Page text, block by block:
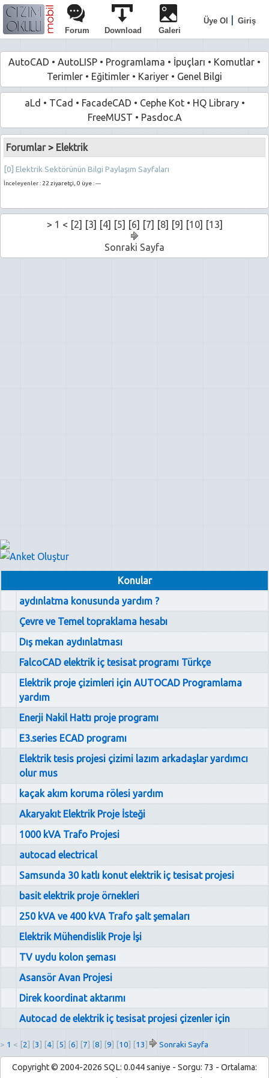
Üye Ol
Giriş
Forum
Download Galeri
AutoCAD • AutoLISP • Programlama • İpuçları • Komutlar •
Terimler • Eğitimler • Kariyer • Genel Bilgi
aLd • TCad • FacadeCAD • Cephe Kot• HQ Library•
FreeMUST • Pasdoc.A
Forumlar> Elektrik
[0] Elektrik Sektörünün Bilgi Paylaşım Sayfaları
İnceleyenler : 22 ziyaretçi, 0 üye : ---
> 1 < [2] [3] [4] [5] [6] [7] [8] [9] [10] [13]
Sonraki Sayfa
Konular
aydınlatma konusunda yardım ?
Çevre ve Temel topraklama hesabı
Dış mekan aydınlatması
FalcoCAD elektrik iç tesisat programı Türkçe
Elektrik proje çizimleri için AUTOCAD Programlama
yardım
Enerji Nakil Hattı proje programı
E3.series ECAD programı
Elektrik tesis projesi çizimi lazım arkadaşlar yardımcı
olur mus
kaçak akım koruma rölesi yardım
Akaryakıt Elektrik Proje İsteği
1000 kVA Trafo Projesi
autocad electrical
Samsunda 30 katlı konut elektrik iç tesisat projesi
basit elektrik proje örnekleri
250 kVA ve 400 kVA Trafo şalt şemaları
Elektrik Mühendislik Proje İşi
TV uydu kolon şeması
Asansör Avan Projesi
Direk koordinat aktarımı
Autocad de elektrik iç tesisat projesi çizenler için
> 1 < [2] [3] [4] [5] [6] [7] [8] [9] [10] [13] Sonraki Sayfa
Copyright © 2004-2026 SQL: 0.044 saniye - Sorgu: 73 - Ortalama: